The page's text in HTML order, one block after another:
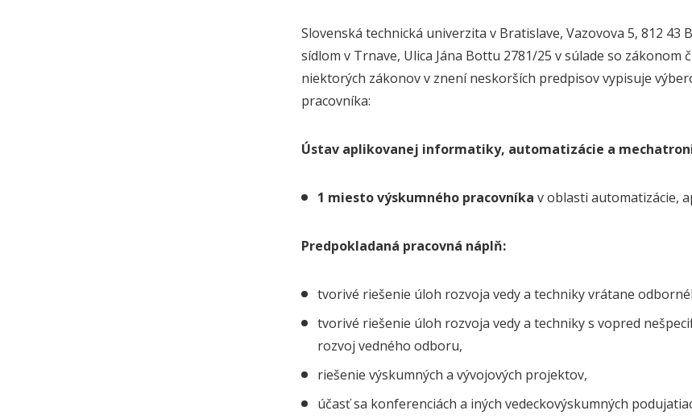
Slovenská technická univerzita v Bratislave, Vazovova 5, 812
sídlom v Trnave, Ulica Jána Bottu 2781/25 v súlade so zákonom
niektorých zákonov v znení neskorších predpisov vypisuje
pracovníka:
Ústav aplikovanej informatiky, automatizácie a
1 miesto výskumného pracovníka v oblasti automatizácie,
Predpokladaná pracovná náplň:
tvorivé riešenie úloh rozvoja vedy a techniky vrátane
tvorivé riešenie úloh rozvoja vedy a techniky s vopred
rozvoj vedného odboru,
riešenie výskumných a vývojových projektov,
účasť sa konferenciách a iných vedeckovýskumných